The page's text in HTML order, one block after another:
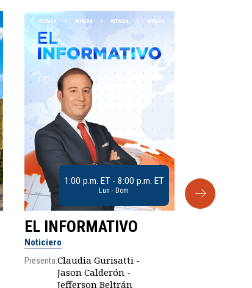
1:00 p.m. ET - 8:00 p.m. ET
Lun - Dom
EL INFORMATIVO
Noticiero
Presenta:Claudia Gurisatti -
Jason Calderón -
Jefferson Beltrán